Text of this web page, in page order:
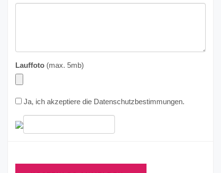
Lauffoto (max. 5mb)
Ja, ich akzeptiere die Datenschutzbestimmungen.